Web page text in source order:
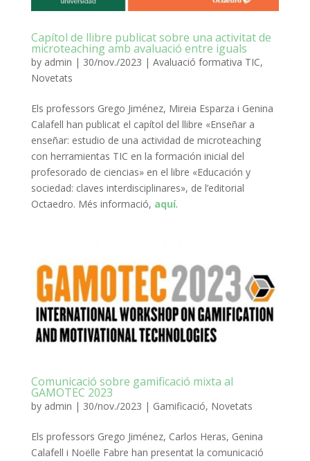
Capítol de llibre publicat sobre una activitat de
microteaching amb avaluació entre iguals
by admin | 30/nov./2023 | Avaluació formativa TIC,
Novetats
Els professors Grego Jiménez, Mireia Esparza i Genina
Calafell han publicat el capítol del llibre «Enseñar a
enseñar: estudio de una actividad de microteaching
con herramientas TIC en la formación inicial del
profesorado de ciencias» en el libre «Educación y
sociedad: claves interdisciplinares», de l’editorial
Octaedro. Més informació, aquí.
Comunicació sobre gamificació mixta al
GAMOTEC 2023
by admin | 30/nov./2023 | Gamificació, Novetats
Els professors Grego Jiménez, Carlos Heras, Genina
Calafell i Noëlle Fabre han presentat la comunicació